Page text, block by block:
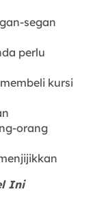
segan
perlu
kursi
orang
Ini